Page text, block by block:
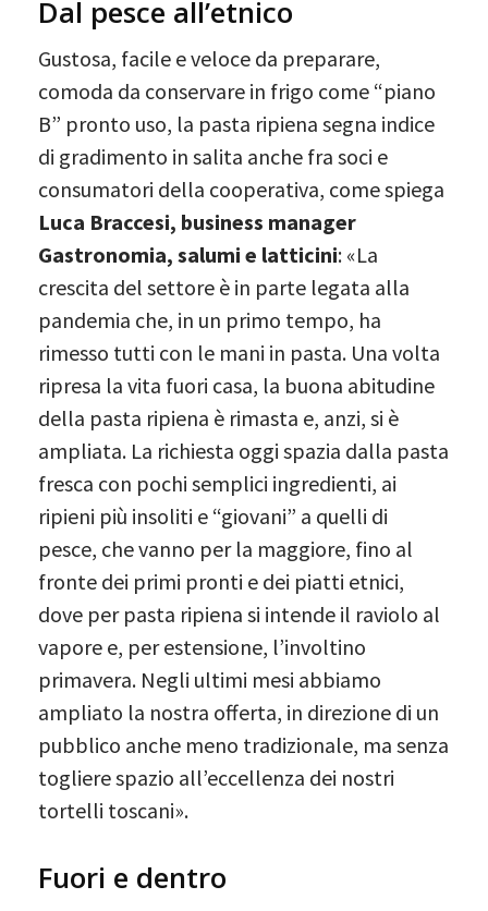
Dal pesce all’etnico
Gustosa, facile e veloce da preparare,
comoda da conservare in frigo come “piano
B” pronto uso, la pasta ripiena segna indice
di gradimento in salita anche fra soci e
consumatori della cooperativa, come spiega
Luca Braccesi, business manager
Gastronomia, salumi e latticini: «La
crescita del settore è in parte legata alla
pandemia che, in un primo tempo, ha
rimesso tutti con le mani in pasta. Una volta
ripresa la vita fuori casa, la buona abitudine
della pasta ripiena è rimasta e, anzi, si è
ampliata. La richiesta oggi spazia dalla pasta
fresca con pochi semplici ingredienti, ai
ripieni più insoliti e “giovani” a quelli di
pesce, che vanno per la maggiore, fino al
fronte dei primi pronti e dei piatti etnici,
dove per pasta ripiena si intende il raviolo al
vapore e, per estensione, l’involtino
primavera. Negli ultimi mesi abbiamo
ampliato la nostra offerta, in direzione di un
pubblico anche meno tradizionale, ma senza
togliere spazio all’eccellenza dei nostri
tortelli toscani».
Fuori e dentro